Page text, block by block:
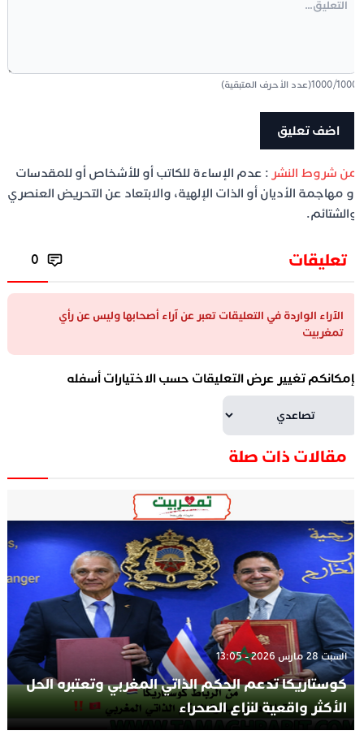
/
1000(عدد الأحرف المتبقية)
شروط النشر: عدم الإساءة للكاتب أو للأشخاص أو للمقدسات
مهاجمة الأديان أو الذات الإلهية، والابتعاد عن التحريض العنصري
تعليقات 0
الآراء الواردة في التعليقات تعبر عن آراء أصحابها وليس عن رأي
تمغربيت
تغيير عرض التعليقات حسب الاختيارات أسفله
مقالات ذات صلة
السبت 28 مارس 2026 - 13:05
كوستاريكا تدعم الحكم الذاتي المغربي وتعتبره الحل
الأكثر واقعية لنزاع الصحراء